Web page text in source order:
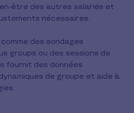
être des autres salariés et
nécessaires.
comme des sondages
groups ou des sessions de
fournit des données
de groupe et aide à